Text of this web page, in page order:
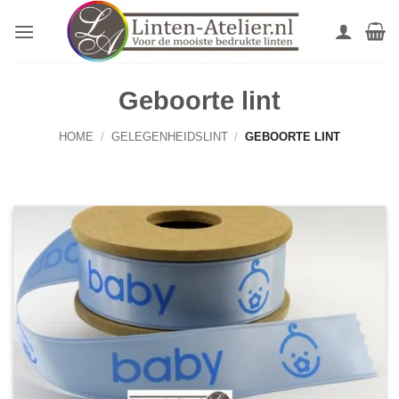
naar
Geboorte lint
HOME / GELEGENHEIDSLINT / GEBOORTE LINT